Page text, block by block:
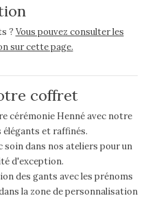
? Vous pouvez consulter les
sur cette page.
coffret
cérémonie Henné avec notre
et raffinés.
dans nos ateliers pour un
d'exception.
des gants avec les prénoms
la zone de personnalisation